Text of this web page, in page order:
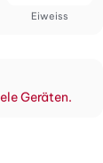
Eiweiss
Geräten.